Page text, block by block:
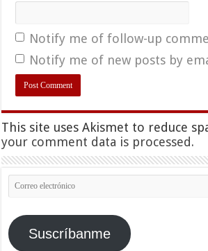
Notify me of follow-up
Notify me of new posts by
This site uses Akismet to reduce
your comment data is processed.
Correo
electrónico
Suscríbanme